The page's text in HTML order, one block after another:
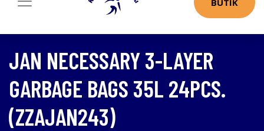
JAN NECESSARY 3-LAYER
GARBAGE BAGS 35L 24PCS.
(ZZAJAN243)